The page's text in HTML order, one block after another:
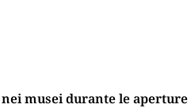
musei durante le aperture